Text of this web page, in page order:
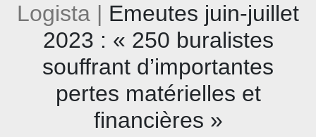
Logista | Emeutes juin-juillet
2023 : « 250 buralistes
souffrant d’importantes
pertes matérielles et
financières »